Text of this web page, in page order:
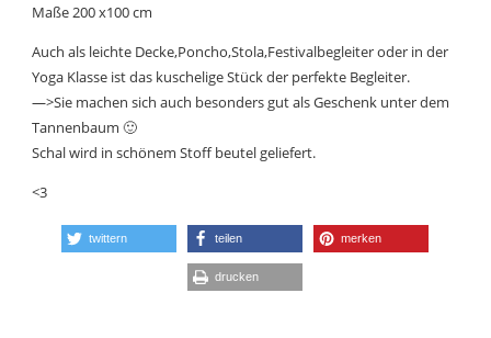
Maße 200 x100 cm
Auch als leichte Decke,Poncho,Stola,Festivalbegleiter oder in der
Yoga Klasse ist das kuschelige Stück der perfekte Begleiter.
—>Sie machen sich auch besonders gut als Geschenk unter dem
Tannenbaum 🙂
Schal wird in schönem Stoff beutel geliefert.
<3
twittern teilen merken
drucken